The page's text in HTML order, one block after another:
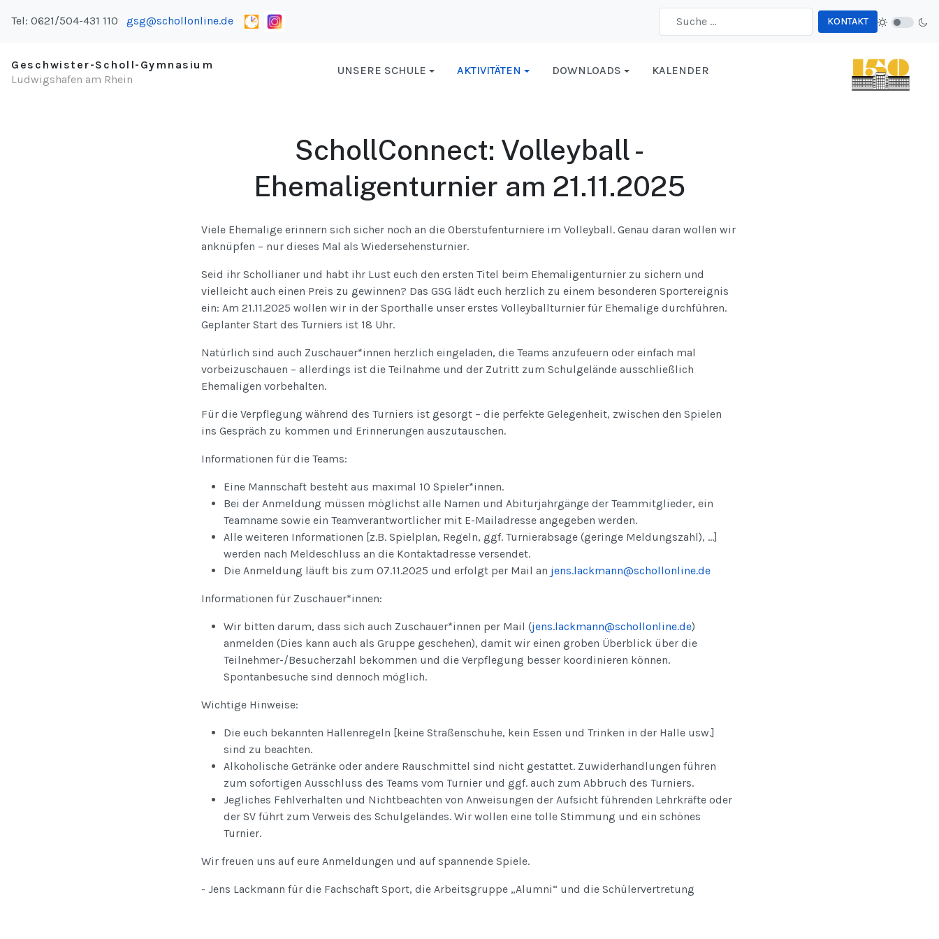
Tel: 0621/504-431 110 gsg@schollonline.de
KONTAKT
Geschwister-Scholl-Gymnasium
Ludwigshafen am Rhein
UNSERE SCHULE AKTIVITÄTEN DOWNLOADS KALENDER
SchollConnect: Volleyball -
Ehemaligenturnier am 21.11.2025
Viele Ehemalige erinnern sich sicher noch an die Oberstufenturniere im Volleyball. Genau daran wollen wir
anknüpfen – nur dieses Mal als Wiedersehensturnier.
Seid ihr Schollianer und habt ihr Lust euch den ersten Titel beim Ehemaligenturnier zu sichern und
vielleicht auch einen Preis zu gewinnen? Das GSG lädt euch herzlich zu einem besonderen Sportereignis
ein: Am 21.11.2025 wollen wir in der Sporthalle unser erstes Volleyballturnier für Ehemalige durchführen.
Geplanter Start des Turniers ist 18 Uhr.
Natürlich sind auch Zuschauer*innen herzlich eingeladen, die Teams anzufeuern oder einfach mal
vorbeizuschauen – allerdings ist die Teilnahme und der Zutritt zum Schulgelände ausschließlich
Ehemaligen vorbehalten.
Für die Verpflegung während des Turniers ist gesorgt – die perfekte Gelegenheit, zwischen den Spielen
ins Gespräch zu kommen und Erinnerungen auszutauschen.
Informationen für die Teams:
Eine Mannschaft besteht aus maximal 10 Spieler*innen.
Bei der Anmeldung müssen möglichst alle Namen und Abiturjahrgänge der Teammitglieder, ein
Teamname sowie ein Teamverantwortlicher mit E-Mailadresse angegeben werden.
Alle weiteren Informationen [z.B. Spielplan, Regeln, ggf. Turnierabsage (geringe Meldungszahl), …]
werden nach Meldeschluss an die Kontaktadresse versendet.
Die Anmeldung läuft bis zum 07.11.2025 und erfolgt per Mail an jens.lackmann@schollonline.de
Informationen für Zuschauer*innen:
Wir bitten darum, dass sich auch Zuschauer*innen per Mail (jens.lackmann@schollonline.de)
anmelden (Dies kann auch als Gruppe geschehen), damit wir einen groben Überblick über die
Teilnehmer-/Besucherzahl bekommen und die Verpflegung besser koordinieren können.
Spontanbesuche sind dennoch möglich.
Wichtige Hinweise:
Die euch bekannten Hallenregeln [keine Straßenschuhe, kein Essen und Trinken in der Halle usw.]
sind zu beachten.
Alkoholische Getränke oder andere Rauschmittel sind nicht gestattet. Zuwiderhandlungen führen
zum sofortigen Ausschluss des Teams vom Turnier und ggf. auch zum Abbruch des Turniers.
Jegliches Fehlverhalten und Nichtbeachten von Anweisungen der Aufsicht führenden Lehrkräfte oder
der SV führt zum Verweis des Schulgeländes. Wir wollen eine tolle Stimmung und ein schönes
Turnier.
Wir freuen uns auf eure Anmeldungen und auf spannende Spiele.
- Jens Lackmann für die Fachschaft Sport, die Arbeitsgruppe „Alumni“ und die Schülervertretung